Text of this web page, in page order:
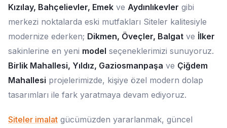
Kızılay, Bahçelievler, Emek ve Aydınlıkevler gibi
merkezi noktalarda eski mutfakları Siteler kalitesiyle
modernize ederken; Dikmen, Öveçler, Balgat ve İlker
sakinlerine en yeni model seçeneklerimizi sunuyoruz.
Birlik Mahallesi, Yıldız, Gaziosmanpaşa ve Çiğdem
Mahallesi projelerimizde, kişiye özel modern dolap
tasarımları ile fark yaratmaya devam ediyoruz.
Siteler imalat gücümüzden yararlanmak, güncel